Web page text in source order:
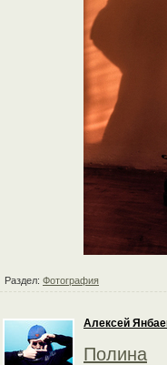
Раздел: Фотография
Алексей
Полина